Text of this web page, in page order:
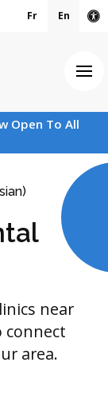
Fr En
Open To All
near
connect
area.